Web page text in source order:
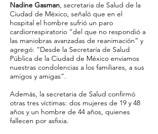
Nadine Gasman, secretaria de Salud de la
Ciudad de México, señaló que en el
hospital el hombre sufrió un paro
cardiorrespiratorio “del que no respondió a
las maniobras avanzadas de reanimación” y
agregó: “Desde la Secretaría de Salud
Pública de la Ciudad de México enviamos
nuestras condolencias a los familiares, a sus
amigos y amigas”.
Además, la secretaria de Salud confirmó
otras tres víctimas: dos mujeres de 19 y 48
años y un hombre de 44 años, quienes
fallecen por asfixia.